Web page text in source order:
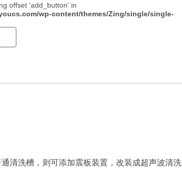
offset 'add_button' in
wp-content/themes/Zing/single/single-
清洗槽，则可添加震板装置，改装成超声波清洗